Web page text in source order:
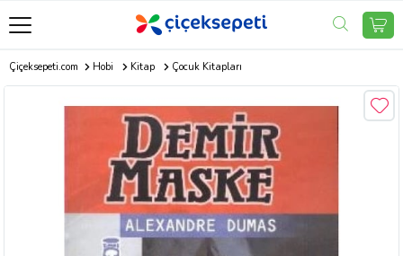
Çiçeksepeti.com Hobi Kitap Çocuk Kitapları